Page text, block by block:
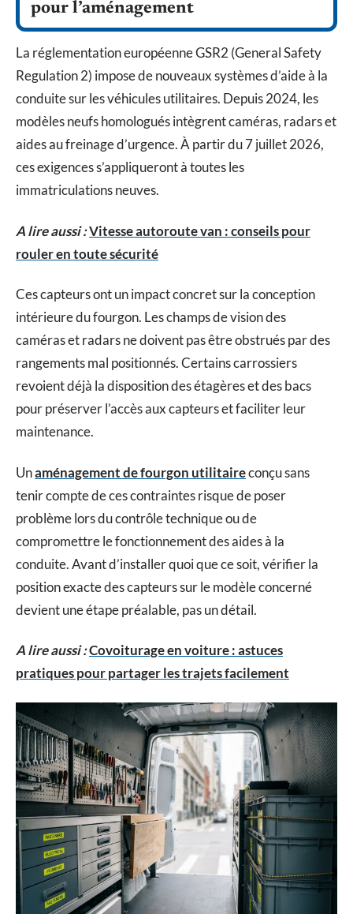
pour l’aménagement
La réglementation européenne GSR2 (General Safety
Regulation 2) impose de nouveaux systèmes d’aide à la
conduite sur les véhicules utilitaires. Depuis 2024, les
modèles neufs homologués intègrent caméras, radars et
aides au freinage d’urgence. À partir du 7 juillet 2026,
ces exigences s’appliqueront à toutes les
immatriculations neuves.
A lire aussi :Vitesse autoroute van : conseils pour
rouler en toute sécurité
Ces capteurs ont un impact concret sur la conception
intérieure du fourgon. Les champs de vision des
caméras et radars ne doivent pas être obstrués par des
rangements mal positionnés. Certains carrossiers
revoient déjà la disposition des étagères et des bacs
pour préserver l’accès aux capteurs et faciliter leur
maintenance.
Unaménagement de fourgon utilitaireconçu sans
tenir compte de ces contraintes risque de poser
problème lors du contrôle technique ou de
compromettre le fonctionnement des aides à la
conduite. Avant d’installer quoi que ce soit, vérifier la
position exacte des capteurs sur le modèle concerné
devient une étape préalable, pas un détail.
A lire aussi :Covoiturage en voiture : astuces
pratiques pour partager les trajets facilement